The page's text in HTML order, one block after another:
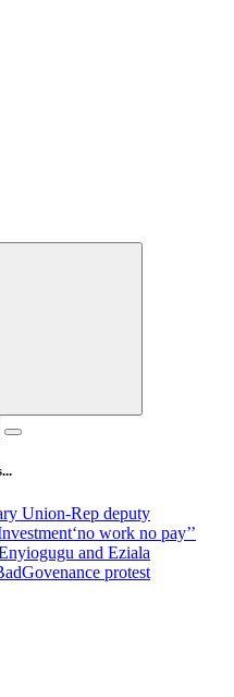
Union-Rep deputy
‘no work no pay’’
and Eziala
protest